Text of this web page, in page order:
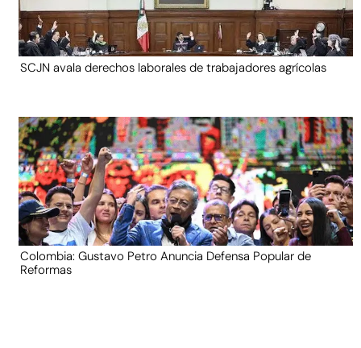
SCJN avala derechos laborales de trabajadores agrícolas
Colombia: Gustavo Petro Anuncia Defensa Popular de
Reformas